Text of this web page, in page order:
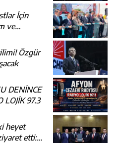
İçin
ve
Özgür
DENİNCE
LOJİK 97.3
heyet
etti: